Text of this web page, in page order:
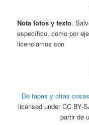
Nota fotos y texto.
específico, como por
licenciamos con
De tapas y otras
licensed under CC BY-
partir de